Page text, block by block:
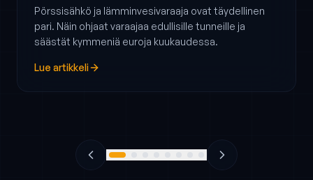
Pörssisähkö ja lämminvesivaraaja ovat täydellinen
pari. Näin ohjaat varaajaa edullisille tunneille ja
säästät kymmeniä euroja kuukaudessa.
Lue artikkeli